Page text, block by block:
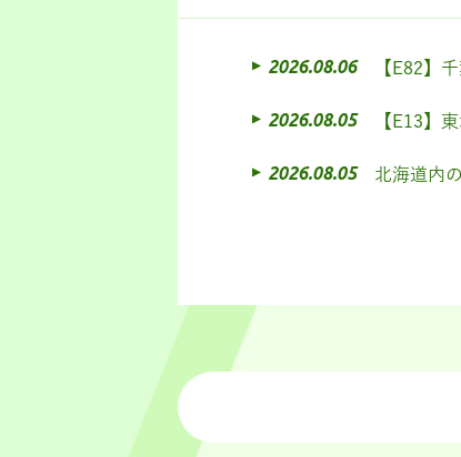
2026.08.06 【E82】
2026.08.05 【E13】
2026.08.05 北海道内